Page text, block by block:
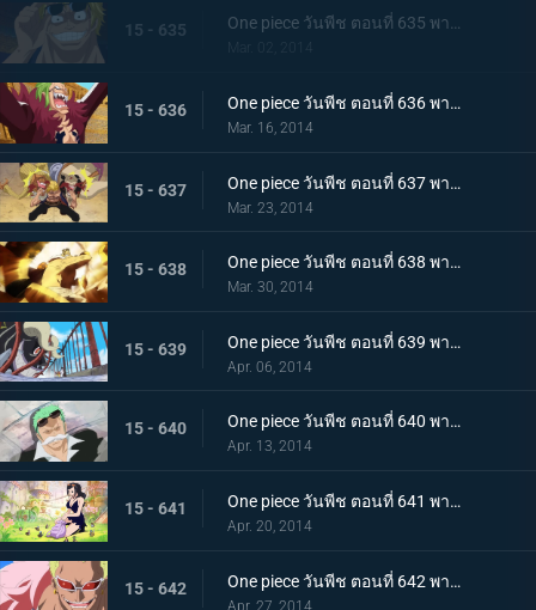
15 - 635 One piece วันพีช ตอนที่ 635 พากย์ไทย ชะตาชักนำอีกครั้ง ไฮยีน่า เบลลามี่
Mar. 02, 2014
15 - 636 One piece วันพีช ตอนที่ 636 พากย์ไทย ชูเปอร์โนวา! บาร์โธโลมีโอ มนุษย์กินคน
Mar. 16, 2014
15 - 637 One piece วันพีช ตอนที่ 637 พากย์ไทย การฟาดฟันของเหล่านักสู้! บล็อก B ลุกเป็นไฟ!
Mar. 23, 2014
15 - 638 One piece วันพีช ตอนที่ 638 พากย์ไทย ไม้ตายหมัดเดียวจอด! คิงพันช์ที่แสนน่ากลัว
Mar. 30, 2014
15 - 639 One piece วันพีช ตอนที่ 639 พากย์ไทย ปลานักสู้โจมตี! ทะลวงฝ่าสะพานแห่งความตายไปซะ
Apr. 06, 2014
15 - 640 One piece วันพีช ตอนที่ 640 พากย์ไทย ผจญภัย! กรีนบิท เกาะแห่งเหล่าภูติ
Apr. 13, 2014
15 - 641 One piece วันพีช ตอนที่ 641 พากย์ไทย โลกที่ไม่มีใครเคยล่วงรู้ อาณาจักรทอนตะต้า
Apr. 20, 2014
15 - 642 One piece วันพีช ตอนที่ 642 พากย์ไทย อุบายแห่งศตวรรษ!! โดฟลามิงโก้เริ่มเคลื่อนไหว!
Apr. 27, 2014